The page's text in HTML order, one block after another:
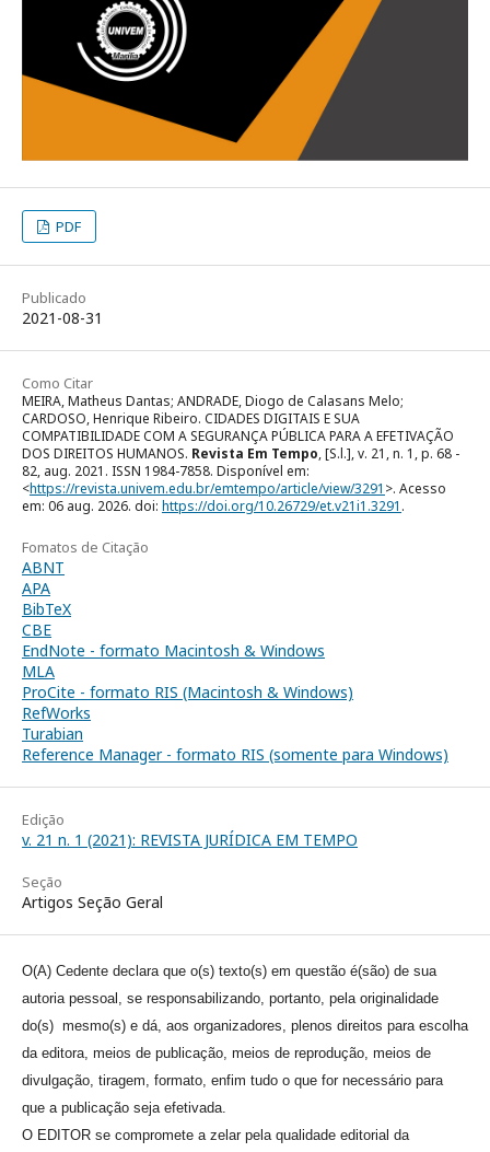
PDF
Publicado
2021-08-31
Como Citar
MEIRA, Matheus Dantas; ANDRADE, Diogo de Calasans Melo;
CARDOSO, Henrique Ribeiro. CIDADES DIGITAIS E SUA
COMPATIBILIDADE COM A SEGURANÇA PÚBLICA PARA A EFETIVAÇÃO
DOS DIREITOS HUMANOS. Revista Em Tempo, [S.l.], v. 21, n. 1, p. 68 -
82, aug. 2021. ISSN 1984-7858. Disponível em:
<https://revista.univem.edu.br/emtempo/article/view/3291 >. Acesso
em: 06 aug. 2026. doi: https://doi.org/10.26729/et.v21i1.3291 .
Fomatos de Citação
ABNT
APA
BibTeX
CBE
EndNote - formato Macintosh & Windows
MLA
ProCite - formato RIS (Macintosh & Windows)
RefWorks
Turabian
Reference Manager - formato RIS (somente para Windows)
Edição
v. 21 n. 1 (2021): REVISTA JURÍDICA EM TEMPO
Seção
Artigos Seção Geral
O(A) Cedente declara que o(s) texto(s) em questão é(são) de sua
autoria pessoal, se responsabilizando, portanto, pela originalidade
do(s) mesmo(s) e dá, aos organizadores, plenos direitos para escolha
da editora, meios de publicação, meios de reprodução, meios de
divulgação, tiragem, formato, enfim tudo o que for necessário para
que a publicação seja efetivada.
O EDITOR se compromete a zelar pela qualidade editorial da